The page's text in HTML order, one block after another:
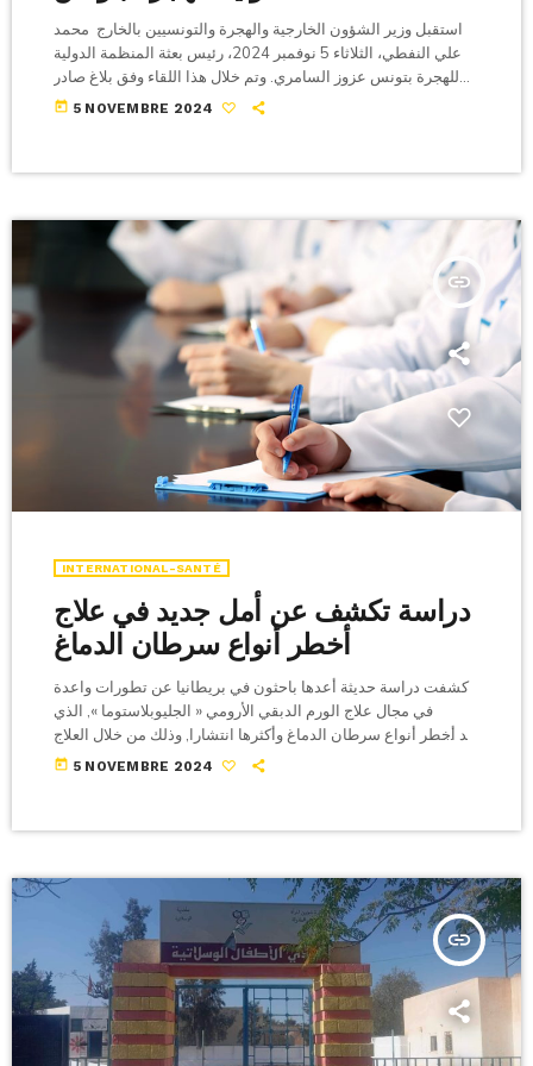
استقبل وزير الشؤون الخارجية والهجرة والتونسيين بالخارج محمد
علي النفطي، الثلاثاء 5 نوفمبر 2024، رئيس بعثة المنظمة الدولية
للهجرة بتونس عزوز السامري. وتم خلال هذا اللقاء وفق بلاغ صادر
عن الوزارة التداول بشأن وضعية المهاجرين المقيمين بتونس بصفة
تأمين العودة الطوعية لهؤلاء المهاجرين الى بلدانهم الأصلية. وأكد
today 5 NOVEMBRE 2024
insert_link
INTERNATIONAL-SANTÉ
دراسة تكشف عن أمل جديد في علاج
أخطر أنواع سرطان الدماغ
كشفت دراسة حديثة أعدها باحثون في بريطانيا عن تطورات واعدة
في مجال علاج الورم الدبقي الأرومي « الجليوبلاستوما », الذي
يعد أخطر أنواع سرطان الدماغ وأكثرها انتشارا, وذلك من خلال العلاج
المناعي الذي من شأنه أن يمثل نقطة تحول محتملة في مكافحة هذا
على مقاومتها وصعوبة وصول الأدوية إلى الدماغ بسبب الحاجز
today 5 NOVEMBRE 2024
insert_link